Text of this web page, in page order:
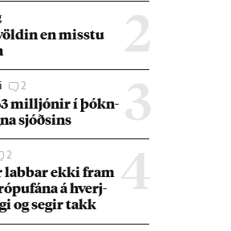
2
en misstu
3
2
millj­ón­ir í þókn­
sjóðs­ins
4
2
labb­ar ekki fram
á hverj­
og seg­ir takk